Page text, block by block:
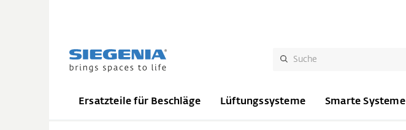
Ersatzteile für Beschläge Lüftungssysteme Smarte Systeme